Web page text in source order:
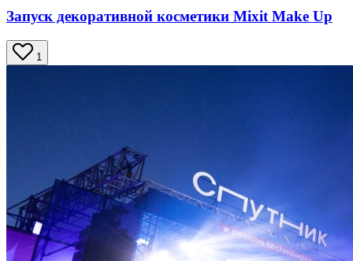
Запуск декоративной косметики Mixit Make Up
1